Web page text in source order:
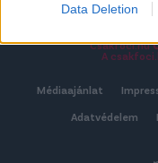
Data Deletion
Csakfoci.hu
A
Médiaajánlat
Adatvédelem